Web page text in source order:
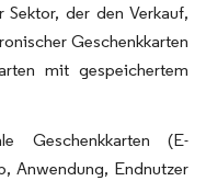
der den Verkauf,
Geschenkkarten
mit gespeichertem
Geschenkkarten (E-
Anwendung, Endnutzer